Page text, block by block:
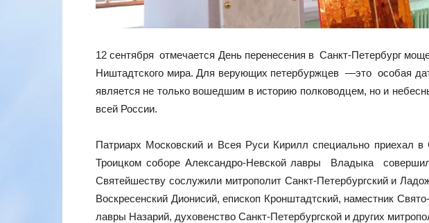
12 сентября отмечается День перенесения в Санкт‑Петербург
Ништадтского мира. Для верующих петербуржцев —это особая
является не только вошедшим в историю полководцем, но и
всей России.
Патриарх Московский и Всея Руси Кирилл специально приехал
Троицком соборе Александро-Невской лавры Владыка
Святейшеству сослужили митрополит Санкт‑Петербургский и
Воскресенский Дионисий, епископ Кронштадтский, наместник
лавры Назарий, духовенство Санкт‑Петербургской и других